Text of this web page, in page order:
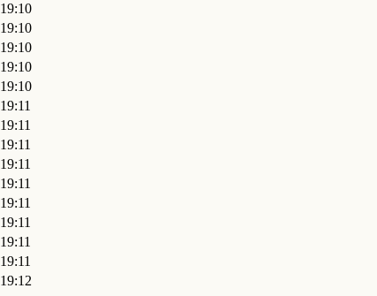
19:10
19:10
19:10
19:10
19:10
19:11
19:11
19:11
19:11
19:11
19:11
19:11
19:11
19:11
19:12